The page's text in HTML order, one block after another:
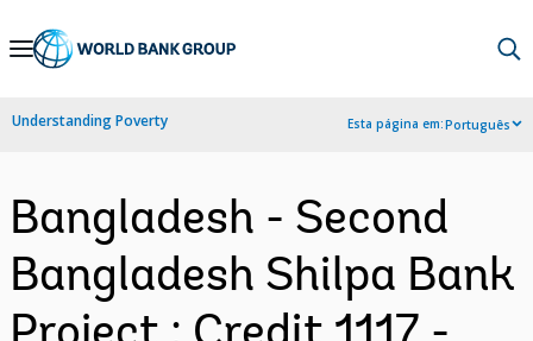
Skip
Navigation
Understanding Poverty Esta página em:Português
Bangladesh - Second
Bangladesh Shilpa Bank